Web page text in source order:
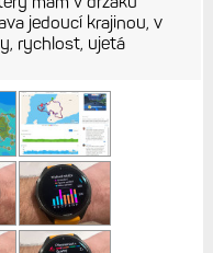
jedoucí krajinou, v
rychlost, ujetá